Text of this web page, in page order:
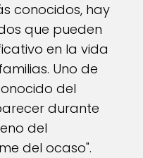
conocidos, hay
que pueden
en la vida
Uno de
del
durante
del
del ocaso".